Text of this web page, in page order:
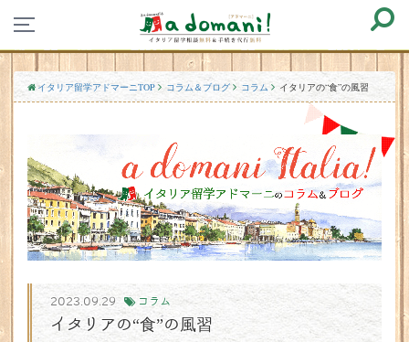
イタリア留学アドマーニTOP コラム＆ブログ コラム イタリアの“食”の風習
2023.09.29 コラム
イタリアの“食”の風習